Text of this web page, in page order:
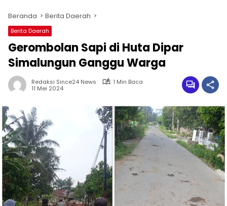
Beranda Berita Daerah
Berita Daerah
Gerombolan Sapi di Huta Dipar
Simalungun Ganggu Warga
Redaksi Since24 News
1 Min Baca
11 Mei 2024